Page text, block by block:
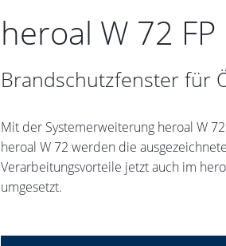
heroal W 72 FP
Brandschutzfenster für
Mit der Systemerweiterung heroal W 72
heroal W 72 werden die
Verarbeitungsvorteile jetzt auch im
umgesetzt.